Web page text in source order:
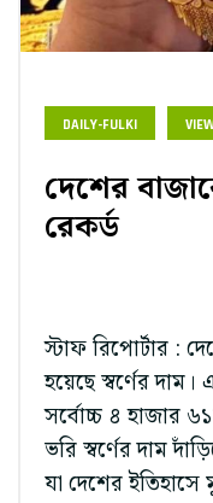
DAILY-FULKI
দেশের
রেকর্ড
স্টাফ রিপোর্টার :
হয়েছে স্বর্ণের দাম।
সর্বোচ্চ ৪ হাজার
ভরি স্বর্ণের দাম
যা দেশের ইতিহাসে